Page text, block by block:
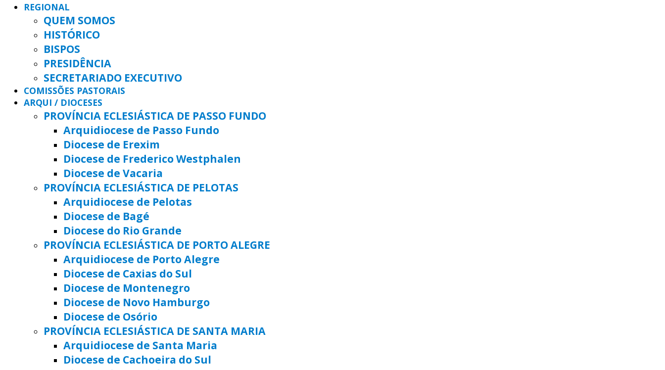
REGIONAL
QUEM SOMOS
HISTÓRICO
BISPOS
PRESIDÊNCIA
SECRETARIADO EXECUTIVO
COMISSÕES PASTORAIS
ARQUI / DIOCESES
PROVÍNCIA ECLESIÁSTICA DE PASSO FUNDO
Arquidiocese de Passo Fundo
Diocese de Erexim
Diocese de Frederico Westphalen
Diocese de Vacaria
PROVÍNCIA ECLESIÁSTICA DE PELOTAS
Arquidiocese de Pelotas
Diocese de Bagé
Diocese do Rio Grande
PROVÍNCIA ECLESIÁSTICA DE PORTO ALEGRE
Arquidiocese de Porto Alegre
Diocese de Caxias do Sul
Diocese de Montenegro
Diocese de Novo Hamburgo
Diocese de Osório
PROVÍNCIA ECLESIÁSTICA DE SANTA MARIA
Arquidiocese de Santa Maria
Diocese de Cachoeira do Sul